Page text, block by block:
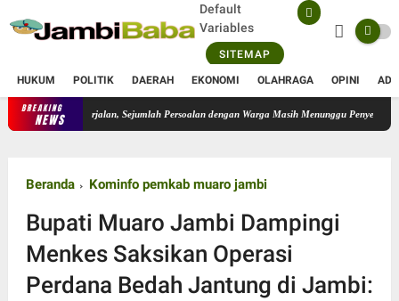
Default
Variables
SITEMAP
HUKUM POLITIK DAERAH EKONOMI OLAHRAGA OPINI
BREAKING
NEWS
Berjalan, Sejumlah Persoalan dengan Warga Masih Menunggu Penyelesaian
Beranda Kominfo pemkab muaro jambi
Bupati Muaro Jambi Dampingi
Menkes Saksikan Operasi
Perdana Bedah Jantung di Jambi: